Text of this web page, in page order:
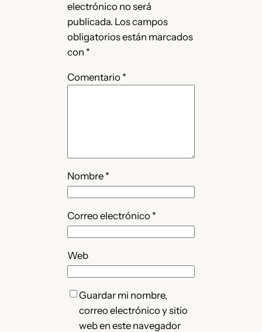
electrónico no será
publicada. Los campos
obligatorios están marcados
con *
Comentario *
Nombre *
Correo electrónico *
Web
Guardar mi nombre,
correo electrónico y sitio
web en este navegador